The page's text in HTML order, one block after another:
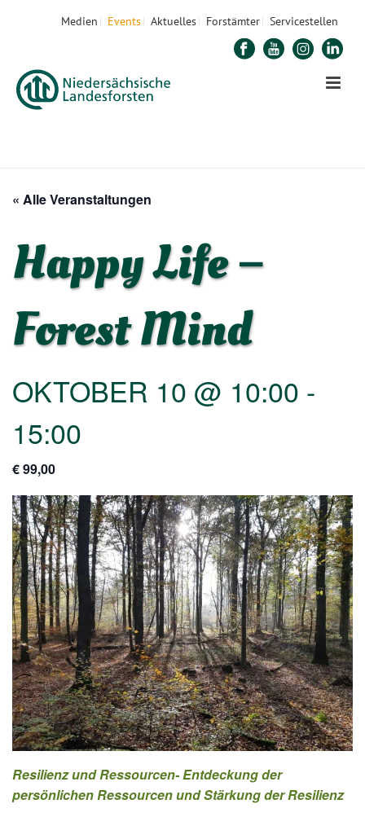
Medien Events Aktuelles Forstämter Servicestellen
« Alle Veranstaltungen
Happy Life –
Forest Mind
OKTOBER 10 @ 10:00 -
15:00
€ 99,00
Resilienz und Ressourcen- Entdeckung der
persönlichen Ressourcen und Stärkung der Resilienz